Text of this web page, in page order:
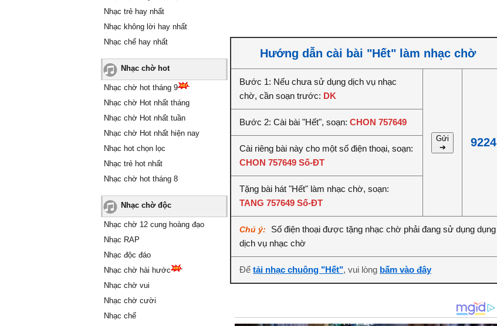
Nhạc trẻ hay nhất
Nhạc không lời hay nhất
Nhạc chế hay nhất
Nhạc chờ hot
Nhạc chờ hot tháng 9
Nhạc chờ Hot nhất tháng
Nhạc chờ Hot nhất tuần
Nhạc chờ Hot nhất hiện nay
Nhạc hot chọn lọc
Nhạc trẻ hot nhất
Nhạc chờ hot tháng 8
Nhạc chờ độc
Nhạc chờ 12 cung hoàng đạo
Nhạc RAP
Nhạc độc đáo
Nhạc chờ hài hước
Nhạc chờ vui
Nhạc chờ cười
Nhạc chế
Hướng dẫn cài bài "Hết" làm nhạc chờ
Bước 1: Nếu chưa sử dụng dịch vụ nhạc
chờ, cần soạn trước: DK
Gửi
➔
9224
Bước 2: Cài bài "Hết", soạn: CHON 757649
Cài riêng bài này cho một số điện thoại, soạn:
CHON 757649 Số-ĐT
Tặng bài hát "Hết" làm nhạc chờ, soạn:
TANG 757649 Số-ĐT
Chú ý:
Số điện thoại được tặng nhạc chờ phải đang sử dụng dụng
dịch vụ nhạc chờ
Để tải nhạc chuông "Hết", vui lòng bấm vào đây